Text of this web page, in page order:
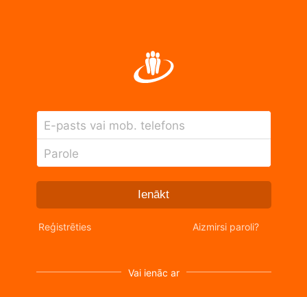
E-pasts vai mob. telefons
Parole
Ienākt
Reģistrēties Aizmirsi paroli?
Vai ienāc ar